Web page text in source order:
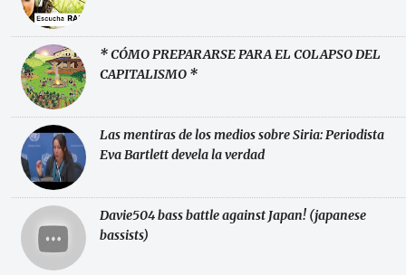
* CÓMO PREPARARSE PARA EL COLAPSO DEL
CAPITALISMO *
Las mentiras de los medios sobre Siria: Periodista
Eva Bartlett devela la verdad
Davie504 bass battle against Japan! (japanese
bassists)